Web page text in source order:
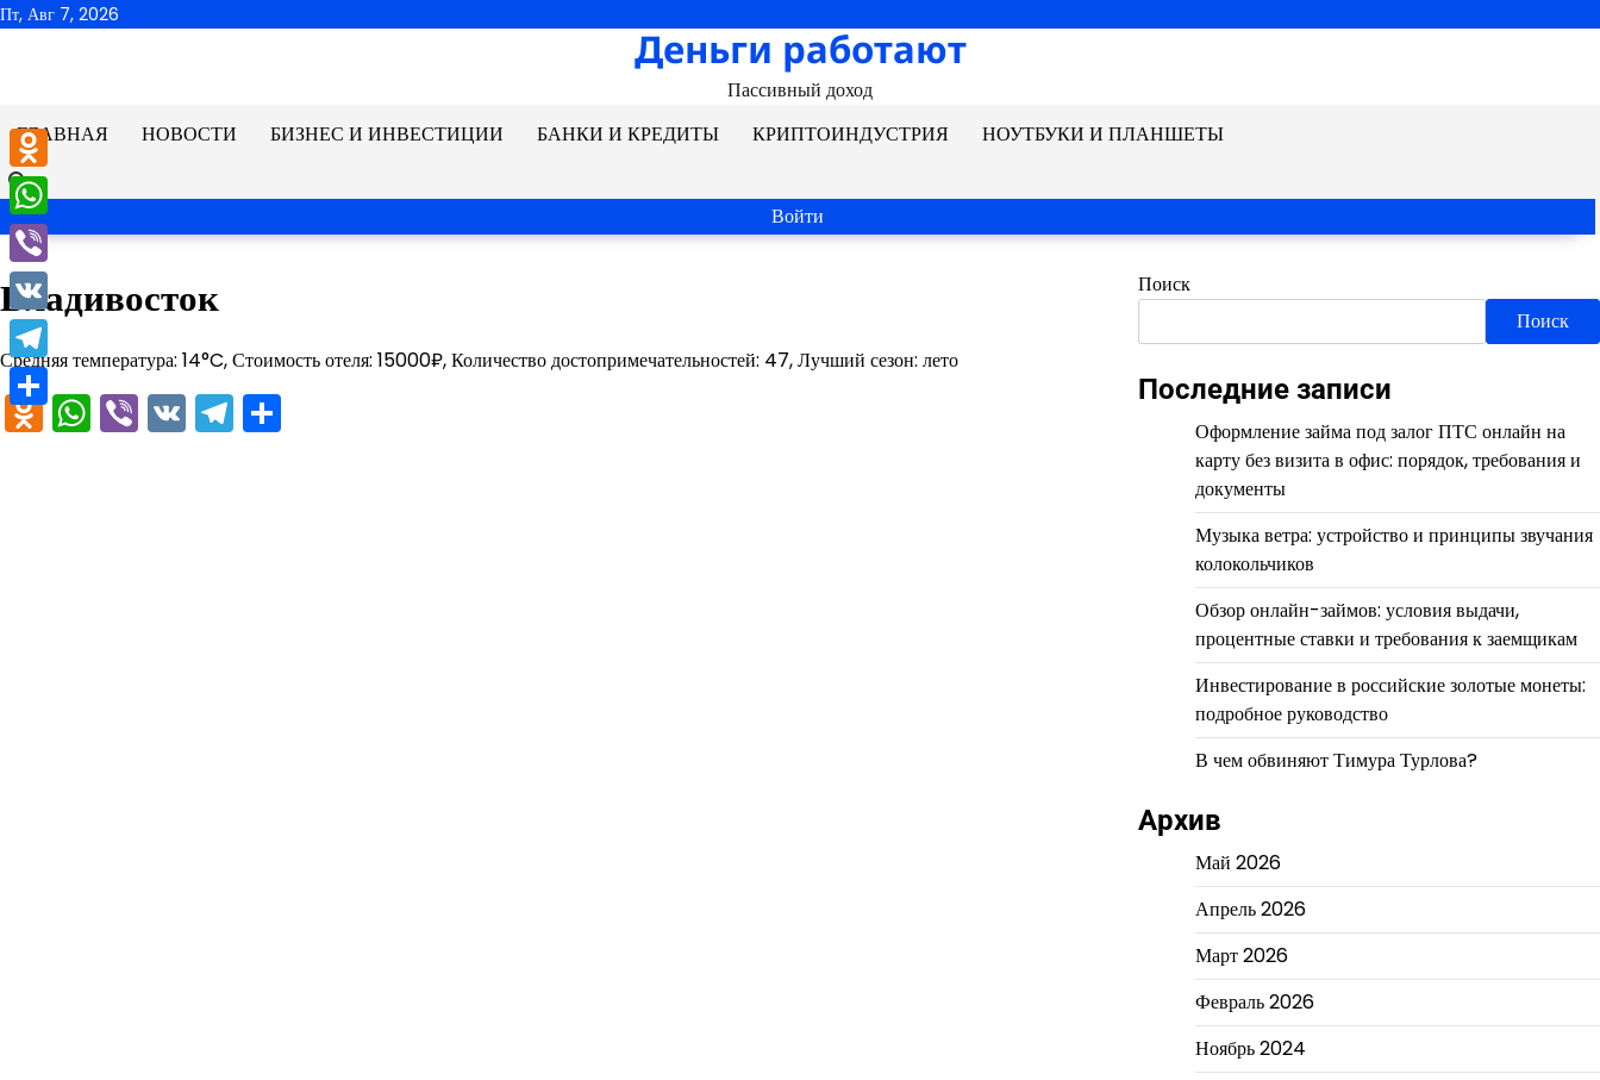
Перейти
Пт, Авг 7, 2026
Деньги работают
Пассивный доход
ГЛАВНАЯ
НОВОСТИ БИЗНЕС И ИНВЕСТИЦИИ БАНКИ И КРЕДИТЫ КРИПТОИНДУСТРИЯ НОУТБУКИ И ПЛАНШЕТЫ
Войти
Владивосток
Средняя температура: 14°C, Стоимость отеля: 15000₽, Количество достопримечательностей: 47, Лучший сезон: лето
Odnoklassniki
WhatsApp
Viber
VKTelegram
Поиск
Поиск
Последние записи
Оформление займа под залог ПТС онлайн на
карту без визита в офис: порядок, требования и
документы
Музыка ветра: устройство и принципы звучания
колокольчиков
Обзор онлайн-займов: условия выдачи,
процентные ставки и требования к заемщикам
Инвестирование в российские золотые монеты:
подробное руководство
В чем обвиняют Тимура Турлова?
Архив
Май 2026
Апрель 2026
Март 2026
Февраль 2026
Ноябрь 2024
Odnoklassniki
WhatsApp
Viber
VK
Telegram
Отправить